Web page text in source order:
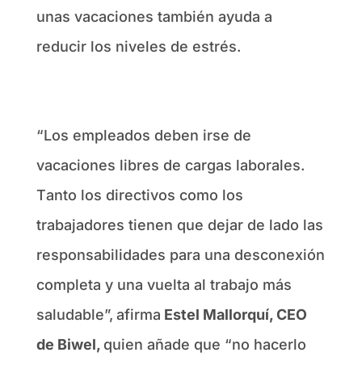
unas vacaciones también ayuda a
reducir los niveles de estrés.
“Los empleados deben irse de
vacaciones libres de cargas laborales.
Tanto los directivos como los
trabajadores tienen que dejar de lado las
responsabilidades para una desconexión
completa y una vuelta al trabajo más
saludable”, afirma Estel Mallorquí, CEO
de Biwel, quien añade que “no hacerlo